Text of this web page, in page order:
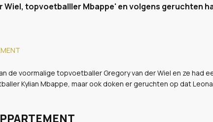
Wiel, topvoetballler Mbappe' en volgens geruchten
de voormalige topvoetballer Gregory van der Wiel en ze had
Kylian Mbappe, maar ook doken er geruchten op dat